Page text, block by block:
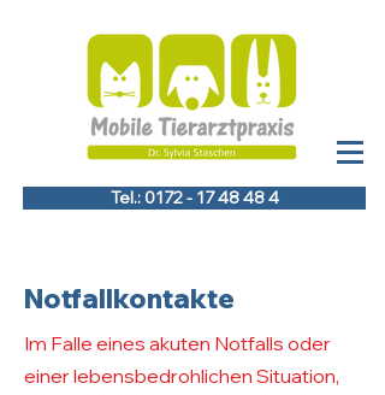
Tel.: 0172 - 17 48 48 4
Notfallkontakte
Im Falle eines akuten Notfalls oder
einer lebensbedrohlichen Situation,